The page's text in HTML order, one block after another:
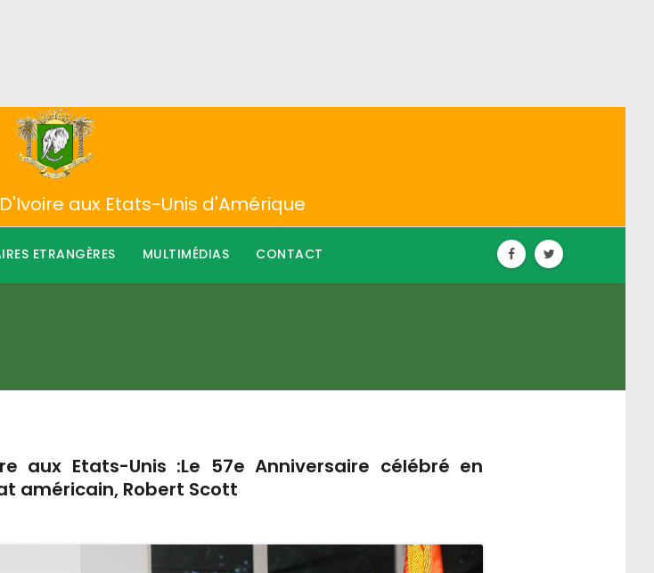
aux Etats-Unis d'Amérique
ETRANGÈRES MULTIMÉDIAS CONTACT
aux Etats-Unis :Le 57e Anniversaire célébré en
américain, Robert Scott